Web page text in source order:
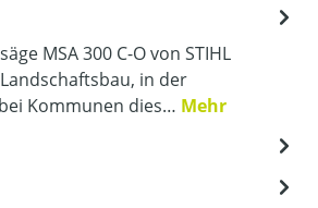
MSA 300 C-O von STIHL
in der
Kommunen dies… Mehr